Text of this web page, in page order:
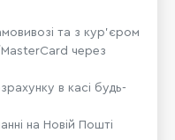
та з кур’єром
через
в касі будь-
на Новій Пошті